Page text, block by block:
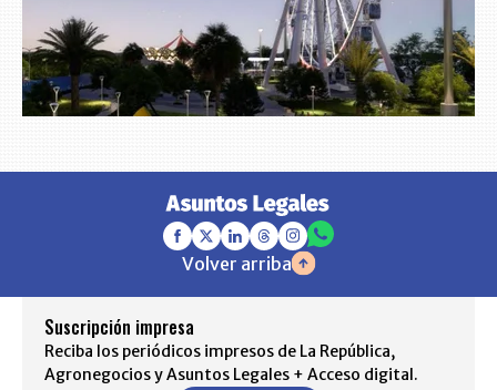
Volver arriba
Suscripción impresa
Reciba los periódicos impresos de La República,
Agronegocios y Asuntos Legales + Acceso digital.